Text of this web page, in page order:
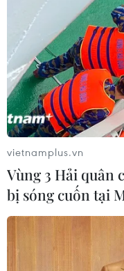
TIN CÙNG
Trung Quốc công
triển ngành hàng
vietnamplus.vn
Vùng 3 Hải quân
bị sóng cuốn tại